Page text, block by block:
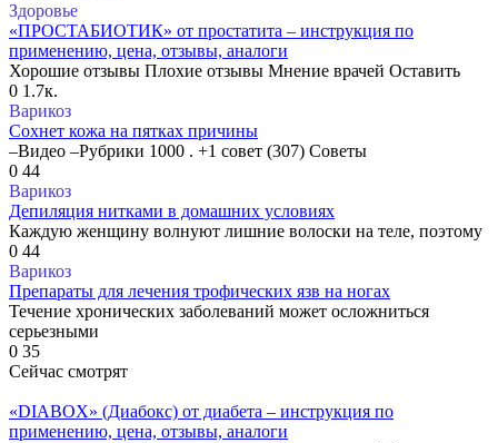
Здоровье
«ПРОСТАБИОТИК» от простатита – инструкция по
применению, цена, отзывы, аналоги
Хорошие отзывы Плохие отзывы Мнение врачей Оставить
0 1.7к.
Варикоз
Сохнет кожа на пятках причины
–Видео –Рубрики 1000 . +1 совет (307) Советы
0 44
Варикоз
Депиляция нитками в домашних условиях
Каждую женщину волнуют лишние волоски на теле, поэтому
0 44
Варикоз
Препараты для лечения трофических язв на ногах
Течение хронических заболеваний может осложниться
серьезными
0 35
Сейчас смотрят
«DIABOX» (Диабокс) от диабета – инструкция по
применению, цена, отзывы, аналоги